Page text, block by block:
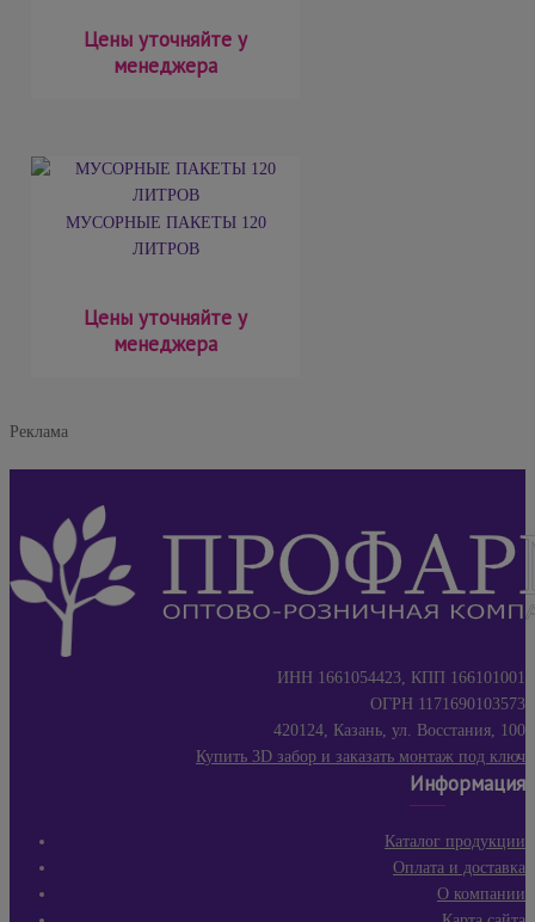
Цены уточняйте у
менеджера
МУСОРНЫЕ ПАКЕТЫ 120
ЛИТРОВ
Цены уточняйте у
менеджера
Реклама
ИНН 1661054423, КПП 166101001
ОГРН 1171690103573
420124, Казань, ул. Восстания, 100
Купить 3D забор и заказать монтаж под ключ
Информация
Каталог продукции
Оплата и доставка
О компании